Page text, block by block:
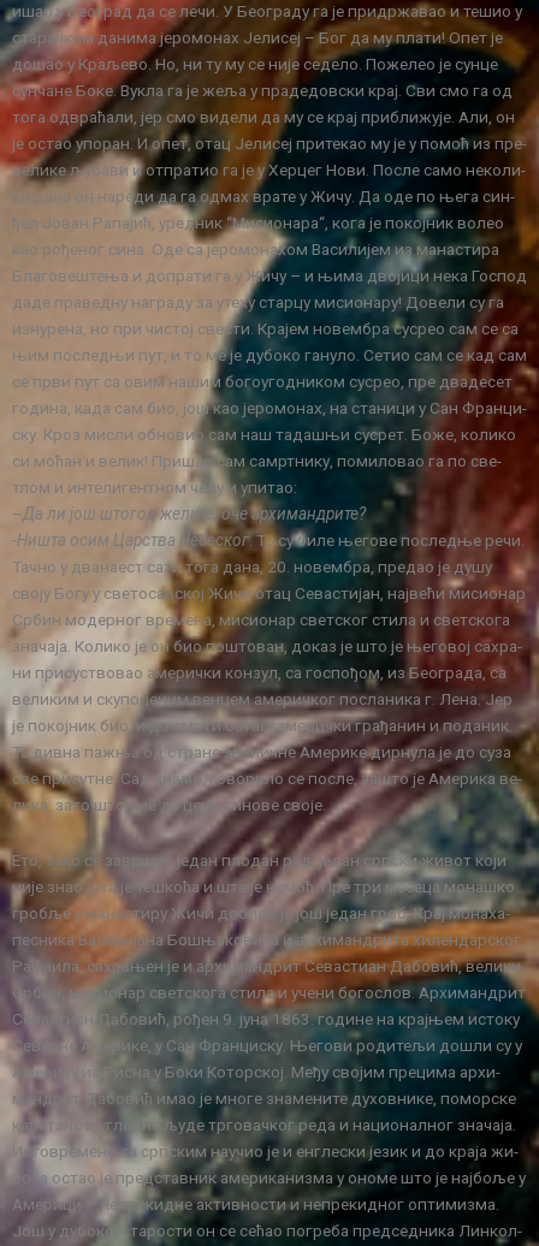
ишао у Бе­о­град да се ле­чи. У Бе­о­гра­ду га је при­др­жа­вао и те­шио у
ста­рач­ким да­ни­ма је­ро­мо­нах Је­ли­сеј – Бог да му пла­ти! Опет је
до­шао у Кра­ље­во. Но, ни ту му се ни­је се­де­ло. По­же­лео је сун­це
сун­ча­не Бо­ке. Ву­кла га је же­ља у пра­де­дов­ски крај. Сви смо га од
то­га од­вра­ћа­ли, јер смо ви­де­ли да му се крај при­бли­жу­је. Али, он
је остао упо­ран. И опет, отац Је­ли­сеј при­те­као му је у по­моћ из пре­
ве­ли­ке љу­ба­ви и от­пра­тио га је у Хер­цег Но­ви. По­сле са­мо не­ко­ли­
ко да­на он на­ре­ди да га од­мах вра­те у Жи­чу. Да оде по ње­га син­
ђел Јо­ван Ра­па­јић, уред­ник “Ми­си­о­на­ра“, ко­га је по­кој­ник во­лео
као ро­ђе­ног си­на. Оде са је­ро­мо­на­хом Ва­си­ли­јем из ма­на­сти­ра
Бла­го­ве­ште­ња и до­пра­ти га у Жи­чу – и њи­ма дво­ји­ци не­ка Го­спод
да­де пра­вед­ну на­гра­ду за уте­ху стар­цу ми­си­о­на­ру! До­ве­ли су га
из­ну­ре­на, но при чи­стој све­сти. Кра­јем но­вем­бра су­срео сам се са
њим по­след­њи пут, и то ме је ду­бо­ко га­ну­ло. Се­тио сам се кад сам
се пр­ви пут са овим на­шим бо­го­у­год­ни­ком су­срео, пре два­де­сет
го­ди­на, ка­да сам био, још као је­ро­мо­нах, на ста­ни­ци у Сан Фран­ци­
ску. Кроз ми­сли об­но­вио сам наш та­да­шњи су­срет. Бо­же, ко­ли­ко
си мо­ћан и ве­лик! При­шао сам са­мрт­ни­ку, по­ми­ло­вао га по све­
тлом и ин­те­ли­гент­ном че­лу и упи­тао:
–Да ли још што­год же­ли­те, оче ар­хи­ман­дри­те?
-Ни­шта осим Цар­ства Не­бе­ског. То су би­ле ње­го­ве по­след­ње ре­чи.
Тач­но у два­на­ест са­ти то­га да­на, 20. но­вем­бра, пре­дао је ду­шу
сво­ју Бо­гу у све­то­сав­ској Жи­чи отац Се­ва­сти­јан, нај­ве­ћи ми­си­о­нар
Ср­бин мо­дер­ног вре­ме­на, ми­си­о­нар свет­ског сти­ла и свет­ско­га
зна­ча­ја. Ко­ли­ко је он био по­што­ван, до­каз је што је ње­го­вој са­хра­
ни при­су­ство­вао аме­рич­ки кон­зул, са го­спо­ђом, из Бе­о­гра­да, са
ве­ли­ким и ску­по­це­ним вен­цем аме­рич­ког по­сла­ни­ка г. Ле­на. Јер
је по­кој­ник био, и до смр­ти остао, аме­рич­ки гра­ђа­нин и по­да­ник.
Та див­на па­жња од стра­не зва­нич­не Аме­ри­ке дир­ну­ла је до су­за
све при­сут­не. Сад зна­мо, го­во­ри­ло се по­сле, за­што је Аме­ри­ка ве­
ли­ка, за­то што уме да це­ни си­но­ве сво­је.
Ето, та­ко се за­вр­шио је­дан пло­дан рад, је­дан срп­ски жи­вот ко­ји
ни­је знао шта је те­шко­ћа и шта је не­моћ. Пре три ме­се­ца мо­на­шко
гро­бље у ма­на­сти­ру Жи­чи до­би­ло је још је­дан гроб. Крај мо­на­ха-
пе­сни­ка Ва­ле­ри­ја­на Бо­шња­ко­ви­ћа и ар­хи­ман­дри­та хи­лен­дар­ског
Ра­фа­и­ла, са­хра­њен је и ар­хи­ман­дрит Се­ва­сти­ан Да­бо­вић, ве­ли­ки
Ср­бин, ми­си­о­нар свет­ско­га сти­ла и уче­ни бо­го­слов. Ар­хи­ман­дрит
Се­ва­сти­ан Да­бо­вић, ро­ђен 9. ју­на 1863. го­ди­не на крај­њем ис­то­ку
Се­вер­не Аме­ри­ке, у Сан Фран­ци­ску. Ње­го­ви ро­ди­те­љи до­шли су у
Аме­ри­ку из Ри­сна у Бо­ки Ко­тор­ској. Ме­ђу сво­јим пре­ци­ма ар­хи­
ман­дрит Да­бо­вић имао је мно­ге зна­ме­ни­те ду­хов­ни­ке, по­мор­ске
ка­пе­та­не и углед­не љу­де тр­го­вач­ког ре­да и на­ци­о­нал­ног зна­ча­ја.
Исто­вре­ме­но са срп­ским на­у­чио је и ен­гле­ски је­зик и до кра­ја жи­
во­та остао је пред­став­ник аме­ри­ка­ни­зма у оно­ме што је нај­бо­ље у
Аме­ри­ци – не­пре­кид­не ак­тив­но­сти и не­пре­кид­ног оп­ти­ми­зма.
Још у ду­бо­кој ста­ро­сти он се се­ћао по­гре­ба пред­сед­ни­ка Лин­кол­